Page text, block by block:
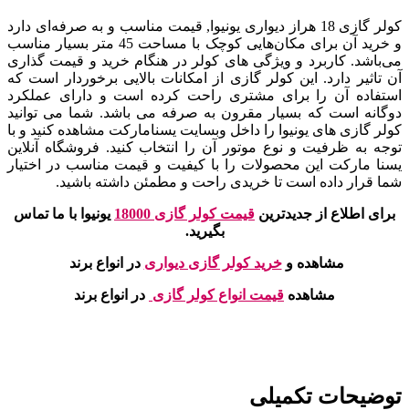
کولر گازی 18 هراز دیواری یونیوا, قیمت مناسب و به صرفه‌ای دارد
و خرید آن برای مکان‌هایی کوچک با مساحت 45 متر بسیار مناسب
می‌باشد. کاربرد و ویژگی های کولر در هنگام خرید و قیمت گذاری
آن تاثیر دارد. این کولر گازی از امکانات بالایی برخوردار است که
استفاده آن را برای مشتری راحت کرده است و دارای عملکرد
دوگانه است که بسیار مقرون به صرفه می باشد. شما می توانید
کولر گازی های یونیوا را داخل وبسایت یسنامارکت مشاهده کنید و با
توجه به ظرفیت و نوع موتور آن را انتخاب کنید. فروشگاه آنلاین
یسنا مارکت این محصولات را با کیفیت و قیمت مناسب در اختیار
شما قرار داده است تا خریدی راحت و مطمئن داشته باشید.
برای اطلاع از جدیدترین قیمت کولر گازی 18000
یونیوا با ما تماس
بگیرید.
مشاهده وخرید کولر گازی دیواری در انواع برند
مشاهده قیمت انواع کولر گازی در انواع برند
توضیحات تکمیلی